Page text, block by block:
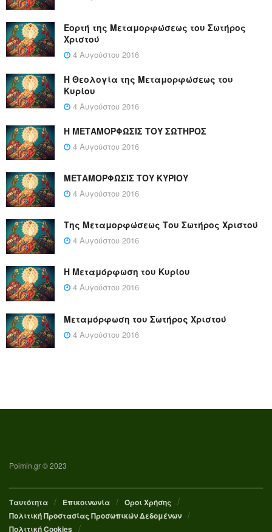
Εορτή της Μεταμορφώσεως του Σωτήρος
Χριστού
4 Αυγούστου 2016
Η Θεολογία της Μεταμορφώσεως του
Κυρίου
4 Αυγούστου 2016
Η ΜΕΤΑΜΟΡΦΩΣΙΣ ΤΟΥ ΣΩΤΗΡΟΣ
4 Αυγούστου 2016
ΜΕΤΑΜΟΡΦΩΣΙΣ ΤΟΥ ΚΥΡΙΟΥ
4 Αυγούστου 2016
Της Μεταμορφώσεως Του Σωτήρος Χριστού
4 Αυγούστου 2016
Η Μεταμόρφωση του Κυρίου
4 Αυγούστου 2016
Μεταμόρφωση του Σωτήρος Χριστού
4 Αυγούστου 2016
Poimin.gr © 2023
Ταυτότητα Επικοινωνία
Όροι Χρήσης
Πολιτική Προστασίας Προσωπικών Δεδομένων
Πολιτική Cookies